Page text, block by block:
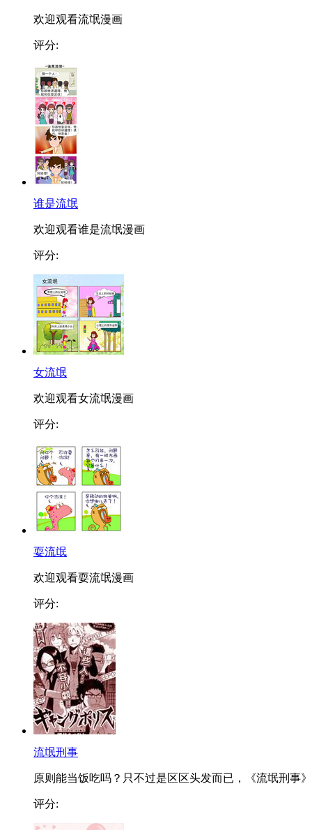
欢迎观看流氓漫画
评分:
谁是流氓
欢迎观看谁是流氓漫画
评分:
女流氓
欢迎观看女流氓漫画
评分:
耍流氓
欢迎观看耍流氓漫画
评分:
流氓刑事
原则能当饭吃吗？只不过是区区头发而已，《流氓刑事
评分: